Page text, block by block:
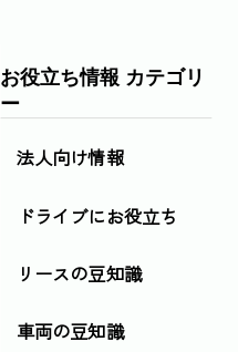
お役立ち情報 カテゴリ
ー
法人向け情報
ドライブにお役立ち
リースの豆知識
車両の豆知識